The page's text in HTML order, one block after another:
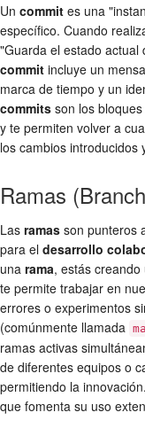
Un commit es una
específico. Cuando
"Guarda el estado actual
commit incluye un
marca de tiempo y un
commits son los
y te permiten volver a
los cambios introducidos
Ramas
Las ramas son punteros
para el desarrollo
una rama, estás
te permite trabajar en
errores o experimentos
(comúnmente llamada
ramas activas
de diferentes equipos o
permitiendo la
que fomenta su uso